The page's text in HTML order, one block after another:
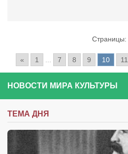
Страницы:
« 1 ... 7 8 9 10 11
НОВОСТИ МИРА КУЛЬТУРЫ
ТЕМА ДНЯ